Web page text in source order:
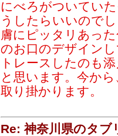
にべろがついてい
うしたらいいので
膚にピッタリあっ
のお口のデザイン
トレースしたのも
と思います。今か
取り掛かります。
Re: 神奈川県のタ